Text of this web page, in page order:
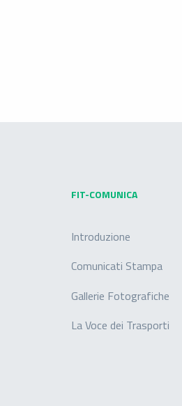
FIT-COMUNICA
Introduzione
Comunicati Stampa
Gallerie Fotografiche
La Voce dei Trasporti